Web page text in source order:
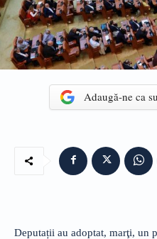
Adaugă-ne ca
Deputații au adoptat, marţi, un